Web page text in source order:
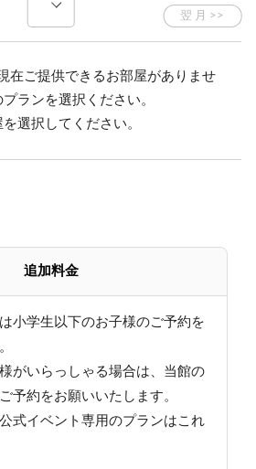
地元食材をお楽しみください♪
のお品書き～
ソーメン 帆立 ボタン海老
たたき
曲がり竹 どんこ カニヅメ
ズッキーニ 蛸
焼き えのき氷添え
かぶ おくら 長芋 カニ
ウイ
在ご提供できるお部屋がありませ
ランを選択ください。
選択してください。
追加料金
小学生以下のお子様のご予約を
がいらっしゃる場合は、当館の
予約をお願いいたします。
式イベント専用のプランはこれ